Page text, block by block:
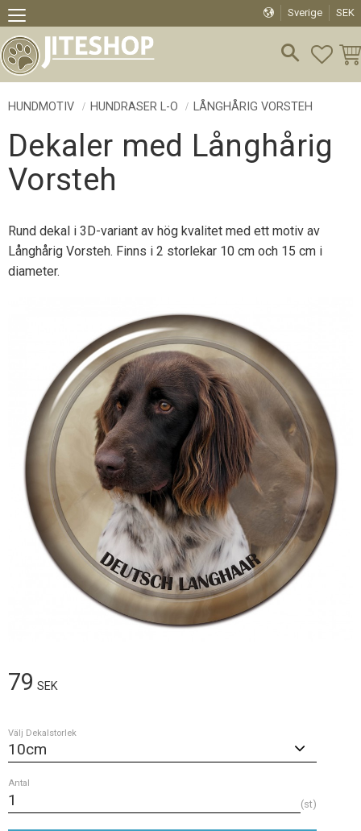
Meny
Sverige SEK
HUNDMOTIV HUNDRASER L-O LÅNGHÅRIG VORSTEH
Dekaler med Långhårig
Vorsteh
Rund dekal i 3D-variant av hög kvalitet med ett motiv av
Långhårig Vorsteh. Finns i 2 storlekar 10 cm och 15 cm i
diameter.
79 SEK
Välj Dekalstorlek
Antal
st